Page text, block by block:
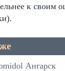
к своим
Ангарск